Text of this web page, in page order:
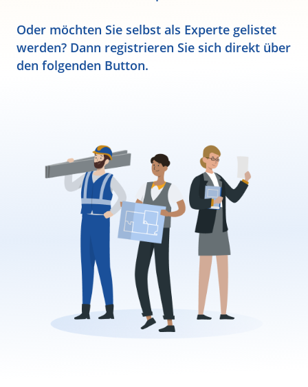
Oder möchten Sie selbst als Experte gelistet
werden? Dann registrieren Sie sich direkt über
den folgenden Button.